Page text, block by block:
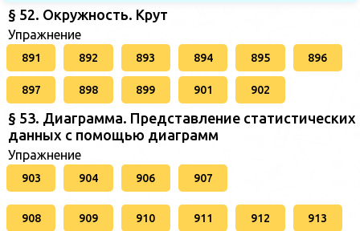
§ 52. Окружность. Крут
Упражнение
891 892 893 894 895 896
897 898 899 901 902
§ 53. Диаграмма. Представление статистических
данных с помощью диаграмм
Упражнение
903 904 906 907
908 909 910 911 912 913